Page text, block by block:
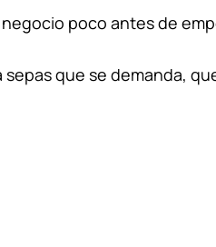
poco antes de
sepas que se demanda,